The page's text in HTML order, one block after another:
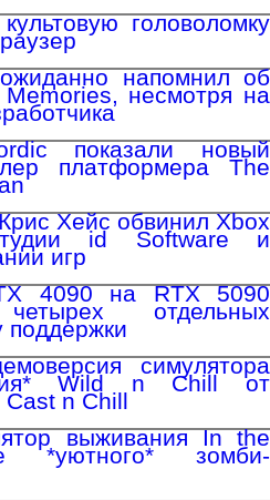
головоломку
напомнил об
несмотря на
показали новый
платформера The
Хейс обвинил Xbox
id Software и
игр
4090 на RTX 5090
отдельных
симулятора
Wild n Chill от
Cast n Chill
выживания In the
*уютного* зомби-